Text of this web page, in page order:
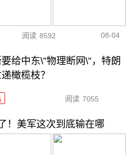
阅读 8592 08-04
给中东\"物理断网\"，特朗
橄榄枝？
阅读 7055
！美军这次到底输在哪